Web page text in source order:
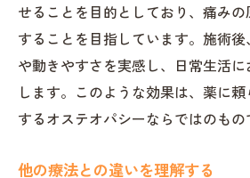
せることを目的としており、痛み
することを目指しています。施術
や動きやすさを実感し、日常生活
します。このような効果は、薬に
するオステオパシーならではのもの
他の療法との違いを理解する